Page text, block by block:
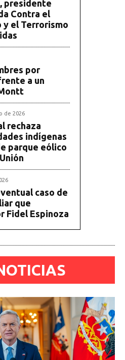
presidente
Contra el
y el Terrorismo
por
a un
de 2026
rechaza
indígenas
parque eólico
caso de
que
Fidel Espinoza